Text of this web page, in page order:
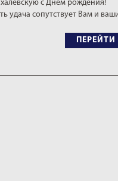
с Днем рождения!
удача сопутствует Вам и
ПЕРЕЙТИ